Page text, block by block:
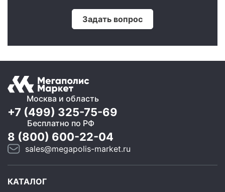
Задать вопрос
Москва и область
+7 (499) 325-75-69
Бесплатно по РФ
8 (800) 600-22-04
sales@megapolis-market.ru
КАТАЛОГ